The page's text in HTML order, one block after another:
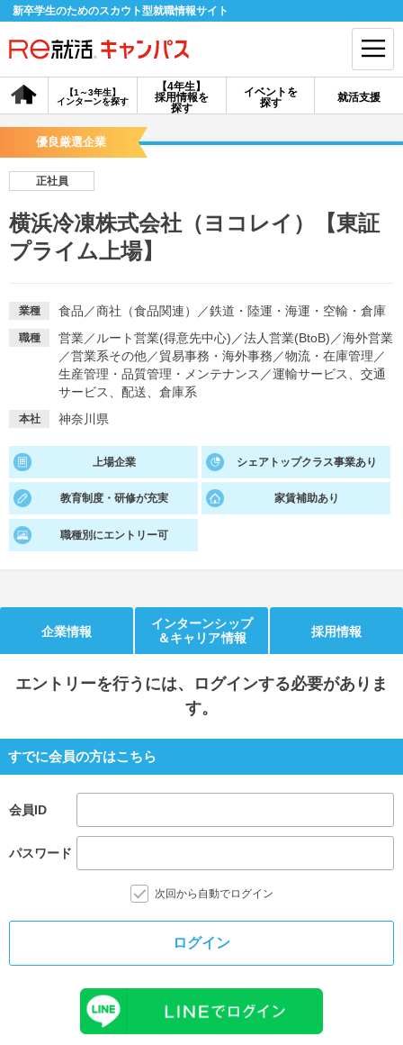
新卒学生のためのスカウト型就職情報サイト
【4年生】
採用情報を
探す
【1～3年生】
インターンを探す
イベントを
探す
就活支援
会員登録 ログイン
探す
【4年生】
イベントを探す スカウト お知らせ
就活ノウハウ・サポート
就活ノウハウが満載！ お役立ち記事・相談室など
適職診断
あなたに合う仕事を診断！
就活チャンネル
優良厳選企業
正社員
横浜冷凍株式会社（ヨコレイ）【東証
プライム上場】
業種 食品 ／商社（食品関連） ／鉄道・陸運・海運・空輸・倉庫
職種 営業／ ルート営業(得意先中心) ／法人営業(BtoB) ／海外営業
／営業系その他／貿易事務・海外事務 ／物流・在庫管理 ／
生産管理・品質管理・メンテナンス ／運輸サービス、交通
サービス、配送、倉庫系
本社 神奈川県
上場企業 シェアトップクラス事業あり
教育制度・研修が充実 家賃補助あり
職種別にエントリー可
企業情報
インターンシップ
＆キャリア情報
採用情報
エントリーを行うには、ログインする必要がありま
す。
すでに会員の方はこちら
会員ID
パスワード
次回から自動でログイン
ログイン